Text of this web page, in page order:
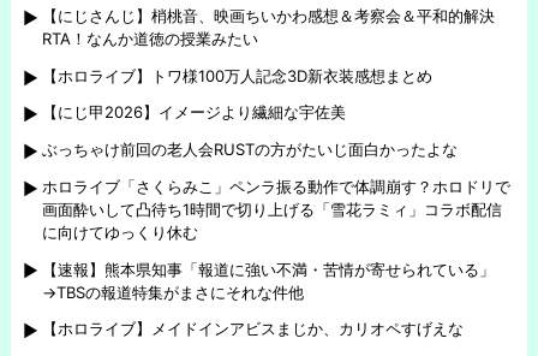
【にじさんじ】梢桃音、映画ちいかわ感想＆考察会＆平和的解決
RTA！なんか道徳の授業みたい
【ホロライブ】トワ様100万人記念3D新衣装感想まとめ
【にじ甲2026】イメージより繊細な宇佐美
ぶっちゃけ前回の老人会RUSTの方がたいじ面白かったよな
ホロライブ「さくらみこ」ペンラ振る動作で体調崩す？ホロドリで
画面酔いして凸待ち1時間で切り上げる「雪花ラミィ」コラボ配信
に向けてゆっくり休む
【速報】熊本県知事「報道に強い不満・苦情が寄せられている」
→TBSの報道特集がまさにそれな件他
【ホロライブ】メイドインアビスまじか、カリオペすげえな